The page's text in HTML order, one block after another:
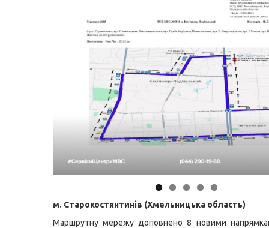
м. Старокостянтинів (Хмельницька область)
Маршрутну мережу доповнено 8 новими